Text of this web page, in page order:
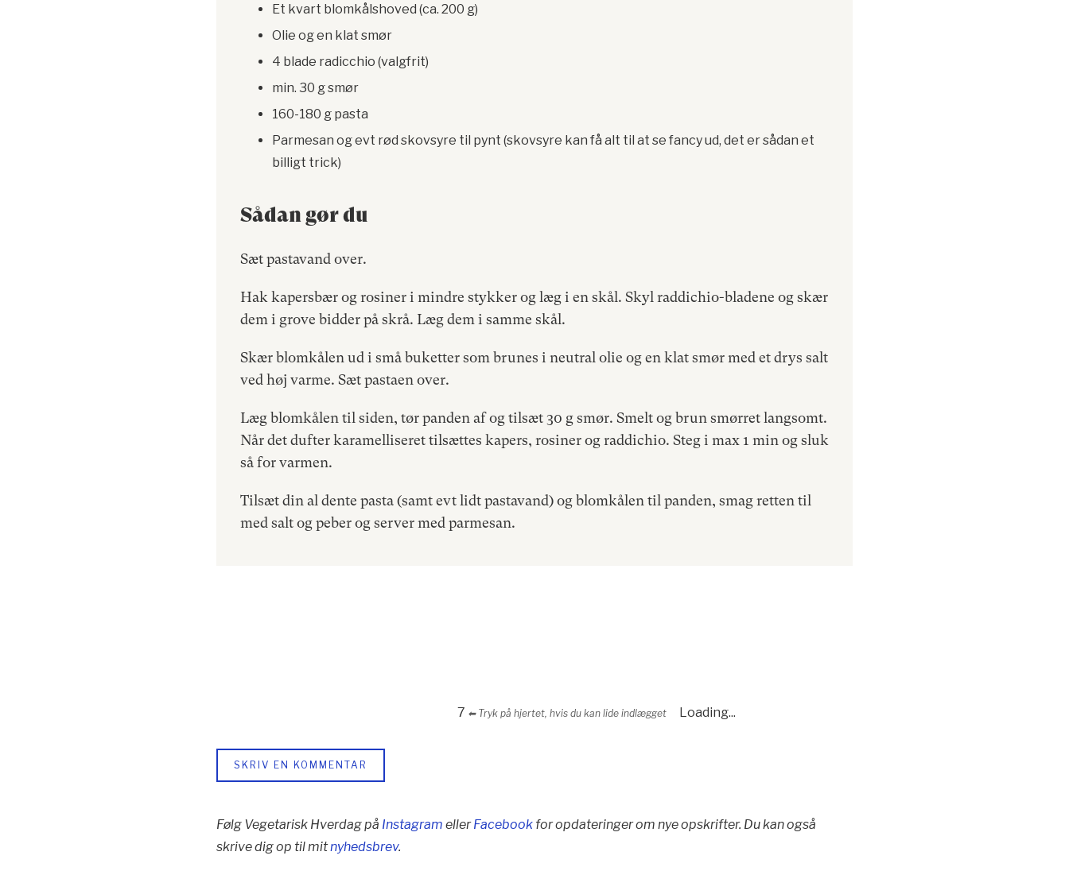
Et kvart blomkålshoved (ca. 200 g)
Olie og en klat smør
4 blade radicchio (valgfrit)
min. 30 g smør
160-180 g pasta
Parmesan og evt rød skovsyre til pynt (skovsyre kan få alt til at se fancy ud, det er sådan et
billigt trick)
Sådan gør du
Sæt pastavand over.
Hak kapersbær og rosiner i mindre stykker og læg i en skål. Skyl raddichio-bladene og skær
dem i grove bidder på skrå. Læg dem i samme skål.
Skær blomkålen ud i små buketter som brunes i neutral olie og en klat smør med et drys salt
ved høj varme. Sæt pastaen over.
Læg blomkålen til siden, tør panden af og tilsæt 30 g smør. Smelt og brun smørret langsomt.
Når det dufter karamelliseret tilsættes kapers, rosiner og raddichio. Steg i max 1 min og sluk
så for varmen.
Tilsæt din al dente pasta (samt evt lidt pastavand) og blomkålen til panden, smag retten til
med salt og peber og server med parmesan.
7 ⬅︎ Tryk på hjertet, hvis du kan lide indlægget Loading...
SKRIV EN KOMMENTAR
Følg Vegetarisk Hverdag på Instagram ellerFacebook for opdateringer om nye opskrifter. Du kan også
skrive dig op til mitnyhedsbrev.